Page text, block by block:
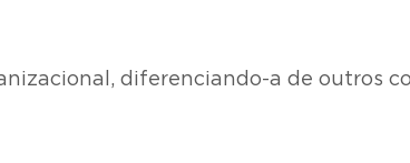
diferenciando-a de outros